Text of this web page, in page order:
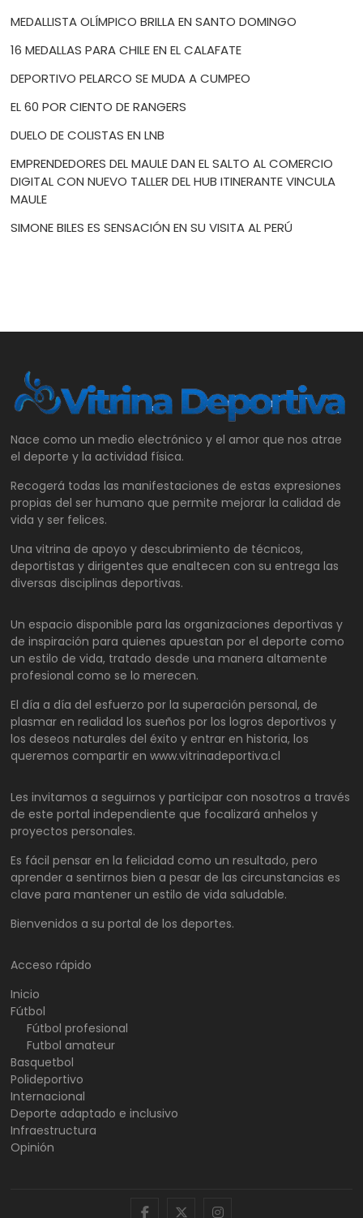
MEDALLISTA OLÍMPICO BRILLA EN SANTO DOMINGO
16 MEDALLAS PARA CHILE EN EL CALAFATE
DEPORTIVO PELARCO SE MUDA A CUMPEO
EL 60 POR CIENTO DE RANGERS
DUELO DE COLISTAS EN LNB
EMPRENDEDORES DEL MAULE DAN EL SALTO AL COMERCIO
DIGITAL CON NUEVO TALLER DEL HUB ITINERANTE VINCULA
MAULE
SIMONE BILES ES SENSACIÓN EN SU VISITA AL PERÚ
Nace como un medio electrónico y el amor que nos atrae
el deporte y la actividad física.
Recogerá todas las manifestaciones de estas expresiones
propias del ser humano que permite mejorar la calidad de
vida y ser felices.
Una vitrina de apoyo y descubrimiento de técnicos,
deportistas y dirigentes que enaltecen con su entrega las
diversas disciplinas deportivas.
Un espacio disponible para las organizaciones deportivas y
de inspiración para quienes apuestan por el deporte como
un estilo de vida, tratado desde una manera altamente
profesional como se lo merecen.
El día a día del esfuerzo por la superación personal, de
plasmar en realidad los sueños por los logros deportivos y
los deseos naturales del éxito y entrar en historia, los
queremos compartir en www.vitrinadeportiva.cl
Les invitamos a seguirnos y participar con nosotros a través
de este portal independiente que focalizará anhelos y
proyectos personales.
Es fácil pensar en la felicidad como un resultado, pero
aprender a sentirnos bien a pesar de las circunstancias es
clave para mantener un estilo de vida saludable.
Bienvenidos a su portal de los deportes.
Acceso rápido
Inicio
Fútbol
Fútbol profesional
Futbol amateur
Basquetbol
Polideportivo
Internacional
Deporte adaptado e inclusivo
Infraestructura
Opinión
facebooktwitterinstagram